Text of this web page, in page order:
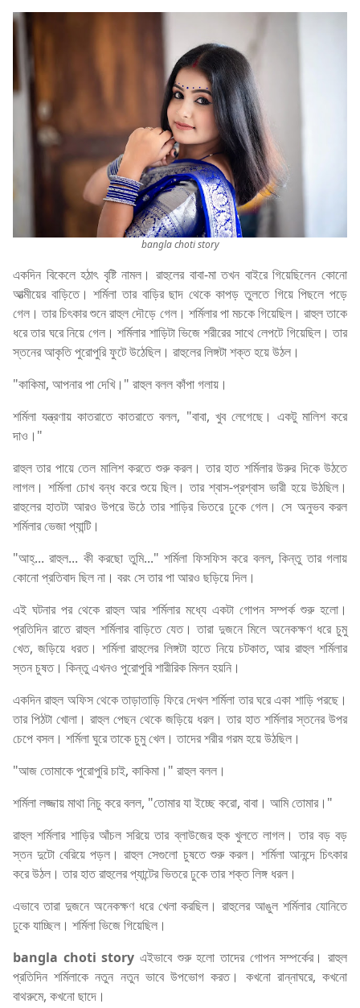
bangla choti story
একদিন বিকেলে হঠাৎ বৃষ্টি নামল। রাহুলের বাবা-মা তখন বাইরে গিয়েছিলেন কোনো
আত্মীয়ের বাড়িতে। শর্মিলা তার বাড়ির ছাদ থেকে কাপড় তুলতে গিয়ে পিছলে পড়ে
গেল। তার চিৎকার শুনে রাহুল দৌড়ে গেল। শর্মিলার পা মচকে গিয়েছিল। রাহুল তাকে
ধরে তার ঘরে নিয়ে গেল। শর্মিলার শাড়িটা ভিজে শরীরের সাথে লেপটে গিয়েছিল। তার
স্তনের আকৃতি পুরোপুরি ফুটে উঠেছিল। রাহুলের লিঙ্গটা শক্ত হয়ে উঠল।
"কাকিমা, আপনার পা দেখি।" রাহুল বলল কাঁপা গলায়।
শর্মিলা যন্ত্রণায় কাতরাতে কাতরাতে বলল, "বাবা, খুব লেগেছে। একটু মালিশ করে
দাও।"
রাহুল তার পায়ে তেল মালিশ করতে শুরু করল। তার হাত শর্মিলার উরুর দিকে উঠতে
লাগল। শর্মিলা চোখ বন্ধ করে শুয়ে ছিল। তার শ্বাস-প্রশ্বাস ভারী হয়ে উঠছিল।
রাহুলের হাতটা আরও উপরে উঠে তার শাড়ির ভিতরে ঢুকে গেল। সে অনুভব করল
শর্মিলার ভেজা প্যান্টি।
"আহ্... রাহুল... কী করছো তুমি..." শর্মিলা ফিসফিস করে বলল, কিন্তু তার গলায়
কোনো প্রতিবাদ ছিল না। বরং সে তার পা আরও ছড়িয়ে দিল।
এই ঘটনার পর থেকে রাহুল আর শর্মিলার মধ্যে একটা গোপন সম্পর্ক শুরু হলো।
প্রতিদিন রাতে রাহুল শর্মিলার বাড়িতে যেত। তারা দুজনে মিলে অনেকক্ষণ ধরে চুমু
খেত, জড়িয়ে ধরত। শর্মিলা রাহুলের লিঙ্গটা হাতে নিয়ে চটকাত, আর রাহুল শর্মিলার
স্তন চুষত। কিন্তু এখনও পুরোপুরি শারীরিক মিলন হয়নি।
একদিন রাহুল অফিস থেকে তাড়াতাড়ি ফিরে দেখল শর্মিলা তার ঘরে একা শাড়ি পরছে।
তার পিঠটা খোলা। রাহুল পেছন থেকে জড়িয়ে ধরল। তার হাত শর্মিলার স্তনের উপর
চেপে বসল। শর্মিলা ঘুরে তাকে চুমু খেল। তাদের শরীর গরম হয়ে উঠছিল।
"আজ তোমাকে পুরোপুরি চাই, কাকিমা।" রাহুল বলল।
শর্মিলা লজ্জায় মাথা নিচু করে বলল, "তোমার যা ইচ্ছে করো, বাবা। আমি তোমার।"
রাহুল শর্মিলার শাড়ির আঁচল সরিয়ে তার ব্লাউজের হুক খুলতে লাগল। তার বড় বড়
স্তন দুটো বেরিয়ে পড়ল। রাহুল সেগুলো চুষতে শুরু করল। শর্মিলা আনন্দে চিৎকার
করে উঠল। তার হাত রাহুলের প্যান্টের ভিতরে ঢুকে তার শক্ত লিঙ্গ ধরল।
এভাবে তারা দুজনে অনেকক্ষণ ধরে খেলা করছিল। রাহুলের আঙুল শর্মিলার যোনিতে
ঢুকে যাচ্ছিল। শর্মিলা ভিজে গিয়েছিল।
bangla choti story এইভাবে শুরু হলো তাদের গোপন সম্পর্কের। রাহুল
প্রতিদিন শর্মিলাকে নতুন নতুন ভাবে উপভোগ করত। কখনো রান্নাঘরে, কখনো
বাথরুমে, কখনো ছাদে।